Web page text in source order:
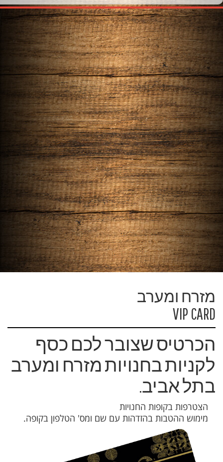
צמחוני מתכוני מרקים
דגים ופירות ים עוף והודו
בקר וכבש בשר לבן
מתכוני שפים קינוחים ומשקאות
מזרח ומערב
VIP CARD
הכרטיס שצובר לכם כסף
לקניות בחנויות מזרח ומערב
בתל אביב.
הצטרפות בקופות החנויות
מימוש ההטבות בהזדהות עם שם ומס' הטלפון בקופה.